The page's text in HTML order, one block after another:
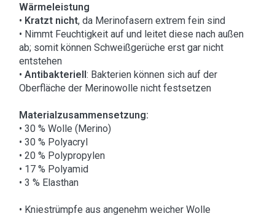
Wärmeleistung
• Kratzt nicht, da Merinofasern extrem fein sind
• Nimmt Feuchtigkeit auf und leitet diese nach außen
ab; somit können Schweißgerüche erst gar nicht
entstehen
• Antibakteriell: Bakterien können sich auf der
Oberfläche der Merinowolle nicht festsetzen
Materialzusammensetzung:
• 30 % Wolle (Merino)
• 30 % Polyacryl
• 20 % Polypropylen
• 17 % Polyamid
• 3 % Elasthan
• Kniestrümpfe aus angenehm weicher Wolle